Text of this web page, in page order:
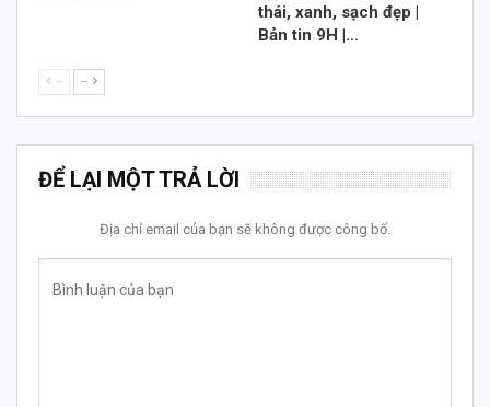
thái, xanh, sạch đẹp |
Bản tin 9H |…
-- --
ĐỂ LẠI MỘT TRẢ LỜI
Địa chỉ email của bạn sẽ không được công bố.